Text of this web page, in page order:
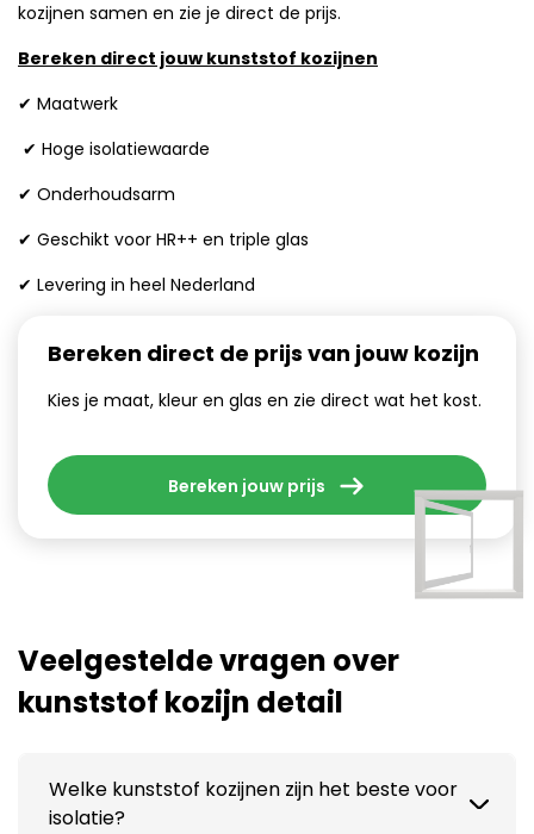
kozijnen samen en zie je direct de prijs.
Bereken direct jouw kunststof kozijnen
✔ Maatwerk
✔ Hoge isolatiewaarde
✔ Onderhoudsarm
✔ Geschikt voor HR++ en triple glas
✔ Levering in heel Nederland
Bereken direct de prijs van jouw kozijn
Kies je maat, kleur en glas en zie direct wat het kost.
Bereken jouw prijs
Veelgestelde vragen over
kunststof kozijn detail
Welke kunststof kozijnen zijn het beste voor
isolatie?